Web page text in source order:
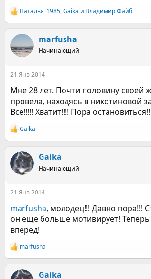
Р
е
к
ц
и
Наталья_1985,Gaika и Владимир Файб
marfusha
Начинающий
21 Янв 2014
Мне 28 лет. Почти половину своей
провела, находясь в никотиновой
Всё!!!!! Хватит!!!! Пора
Р
е
к
ц
и
Gaika
Gaika
Начинающий
21 Янв 2014
marfusha, молодец!!! Давно пора!!!
он еще больше мотивирует! Теперь
вперед!
Р
е
к
marfusha
Gaika